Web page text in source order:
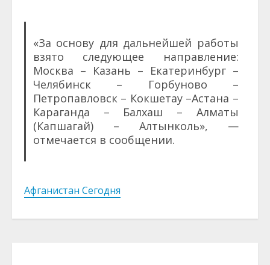
«За основу для дальнейшей работы
взято следующее направление:
Москва – Казань – Екатеринбург –
Челябинск – Горбуново –
Петропавловск – Кокшетау –Астана –
Караганда – Балхаш – Алматы
(Капшагай) – Алтынколь», —
отмечается в сообщении.
Афганистан Сегодня